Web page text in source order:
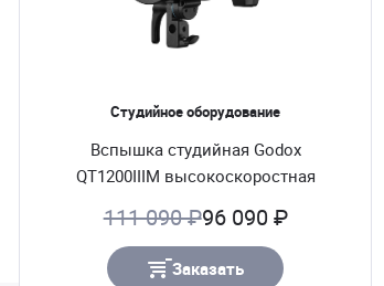
Студийное оборудование
Вспышка студийная Godox
QT1200IIIM высокоскоростная
111 090 ₽96 090 ₽
Заказать